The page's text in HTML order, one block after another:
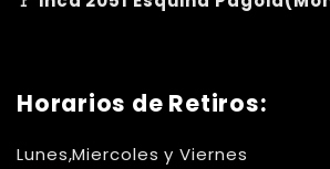
Horarios de Retiros:
Lunes,Miercoles y Viernes